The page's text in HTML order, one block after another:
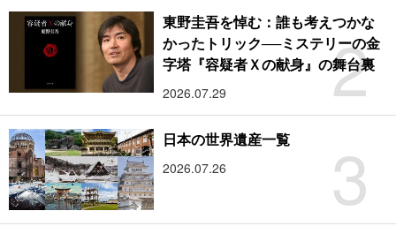
2
東野圭吾を悼む：誰も考えつかな
かったトリック──ミステリーの金
字塔『容疑者Ｘの献身』の舞台裏
2026.07.29
3
日本の世界遺産一覧
2026.07.26